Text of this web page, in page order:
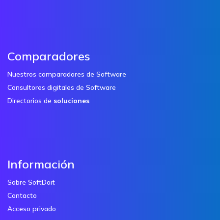
Comparadores
Nuestros comparadores de Software
Consultores digitales de Software
Directorios de soluciones
Información
Sobre SoftDoit
Contacto
Acceso privado